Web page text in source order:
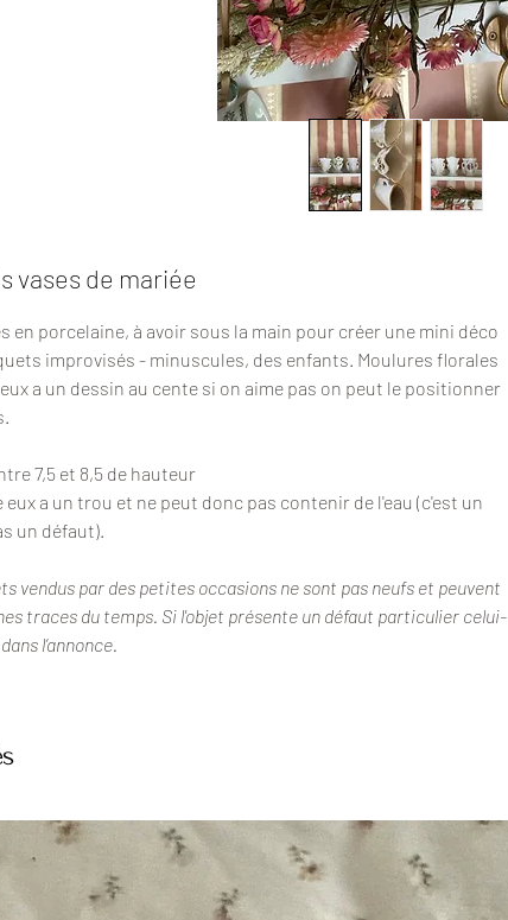
vases de mariée
en porcelaine, à avoir sous la main pour créer une mini déco
improvisés - minuscules, des enfants. Moulures florales
a un dessin au cente si on aime pas on peut le positionner
7,5 et 8,5 de hauteur
eux a un trou et ne peut donc pas contenir de l'eau (c'est un
un défaut).
vendus par des petites occasions ne sont pas neufs et peuvent
traces du temps. Si l'objet présente un défaut particulier celui-
l’annonce.